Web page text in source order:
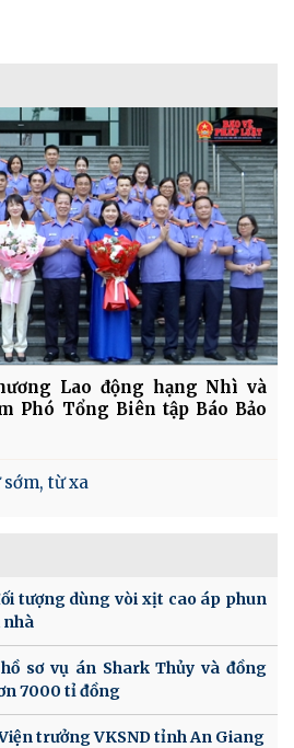
Lao động hạng Nhì và
Phó Tổng Biên tập Báo Bảo
từ xa
tượng dùng vòi xịt cao áp phun
nhà
sơ vụ án Shark Thủy và đồng
7000 tỉ đồng
trưởng VKSND tỉnh An Giang